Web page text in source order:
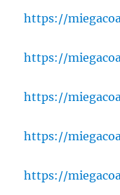
https://
https://
https://
https://
https://